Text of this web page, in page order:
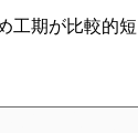
工期が比較的短